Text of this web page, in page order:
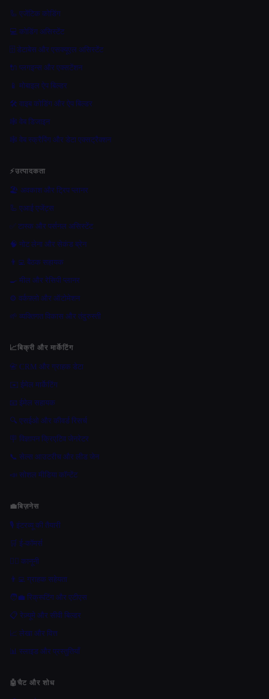
🦾 एजेंटिक कोडिंग
💻 कोडिंग असिस्टेंट
🗄️ डेटाबेस और एसक्यूएल असिस्टेंट
🔌 प्लगइन्स और एक्सटेंशन
📱 मोबाइल ऐप बिल्डर
🛠️ वाइब कोडिंग और ऐप बिल्डर
🕸 वेब डिजाइन
🕸️ वेब स्क्रैपिंग और डेटा एक्सट्रैक्शन
⚡उत्पादकता
🏖 अवकाश और ट्रिप प्लानर
🦾 एआई एजेंट्स
✅ टास्क और पर्सनल असिस्टेंट
🧠 नोट लेना और सेकंड ब्रेन
👨‍💻 बैठक सहायक
🍳 मील और रेसिपी प्लानर
⚙️ वर्कफ़्लो और ऑटोमेशन
🌱 व्यक्तिगत विकास और तंदुरुस्ती
📈बिक्री और मार्केटिंग
📇 CRM और ग्राहक डेटा
✉️ ईमेल मार्केटिंग
📧 ईमेल सहायक
🔍 एसईओ और कीवर्ड रिसर्च
🪧 विज्ञापन क्रिएटिव जेनरेटर
📞 सेल्स आउटरीच और लीड जेन
📣 सोशल मीडिया कॉन्टेंट
💼बिज़नेस
🎙️ इंटरव्यू की तैयारी
🛒 ई-कॉमर्स
👩‍⚖️ कानूनी
👨‍💻 ग्राहक सहेयता
🧑‍💼 रिक्रूटिंग और एटीएस
📋 रेज़्यूमे और सीवी बिल्डर
📈 लेखा और वित्त
📊 स्लाइड और प्रस्तुतियाँ
🤖 चैट और शोध